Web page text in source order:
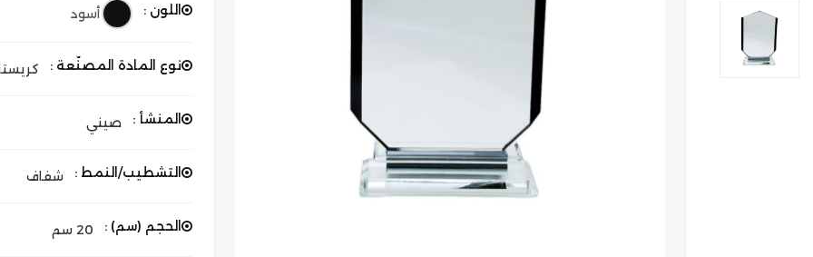
اللون : أسود
نوع المادة المصنّعة :
المنشأ : صيني
التشطيب/النمط : شفاف
الحجم (سم) : 20 سم